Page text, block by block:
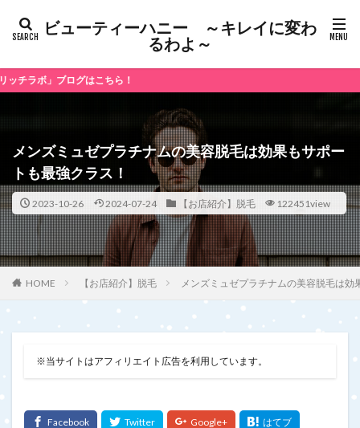
ビューティーハニー ～キレイに変わ
るわよ～
はこちら！
メンズミュゼプラチナムの美容脱毛は効果もサポー
トも最強クラス！
2023-10-26 2024-07-24 【お店紹介】脱毛 122451view
HOME 【お店紹介】脱毛 メンズミュゼプラチナムの美容脱毛は効
※当サイトはアフィリエイト広告を利用しています。